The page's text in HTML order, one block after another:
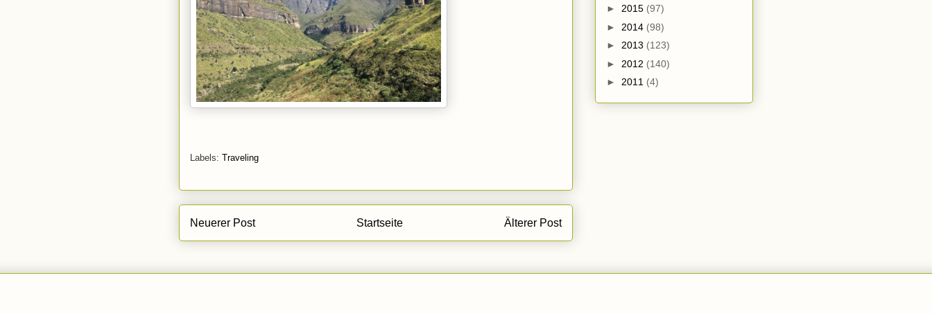
Labels: Traveling
Neuerer Post Älterer Post
Startseite
► 2015 (97)
► 2014 (98)
► 2013 (123)
► 2012 (140)
► 2011 (4)